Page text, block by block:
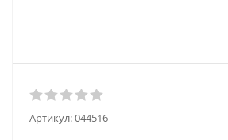
Артикул:044516